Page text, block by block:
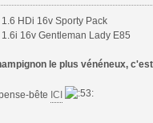
HDi 16v Sporty Pack
16v Gentleman Lady E85
le plus vénéneux,
bête ICI